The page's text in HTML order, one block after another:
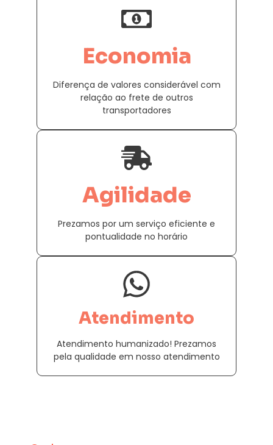
Economia
Diferença de valores considerável com
relação ao frete de outros
transportadores
Agilidade
Prezamos por um serviço eficiente e
pontualidade no horário
Atendimento
Atendimento humanizado! Prezamos
pela qualidade em nosso atendimento